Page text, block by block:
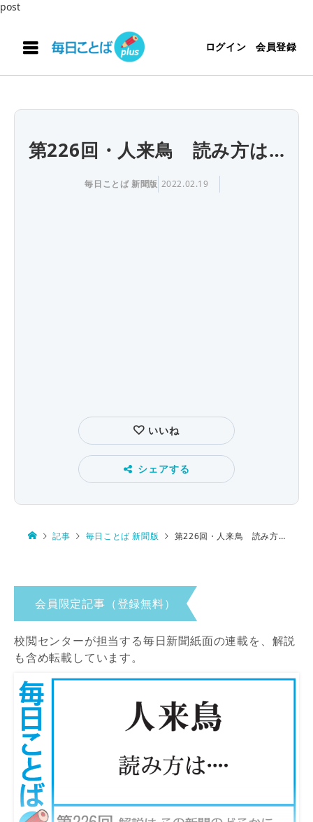
post
ログイン 会員登録
第226回・人来鳥 読み方は…
毎日ことば 新聞版 2022.02.19
いいね
シェアする
記事 毎日ことば 新聞版 第226回・人来鳥 読み方は…
会員限定記事（登録無料）
校閲センターが担当する毎日新聞紙面の連載を、解説
も含め転載しています。